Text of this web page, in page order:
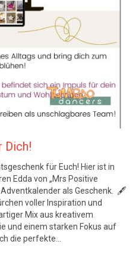
Dich!
für Euch! Hier ist in
Edda von „Mrs Positive
als Geschenk. 🖋
voller Inspiration und
Mix aus kreativem
und einem starken Fokus auf
die perfekte…